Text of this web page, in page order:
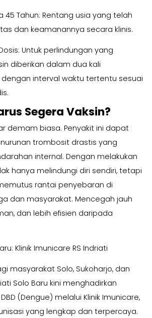
45 Tahun: Rentang usia yang telah
dan keamanannya secara klinis.
Untuk perlindungan yang
diberikan dalam dua kali
interval waktu tertentu sesuai
Segera Vaksin?
demam biasa. Penyakit ini dapat
trombosit drastis yang
internal. Dengan melakukan
hanya melindungi diri sendiri, tetapi
rantai penyebaran di
dan masyarakat. Mencegah jauh
dan lebih efisien daripada
Klinik Imunicare RS Indriati
masyarakat Solo, Sukoharjo, dan
Solo Baru kini menghadirkan
(Dengue) melalui Klinik Imunicare,
yang lengkap dan terpercaya.